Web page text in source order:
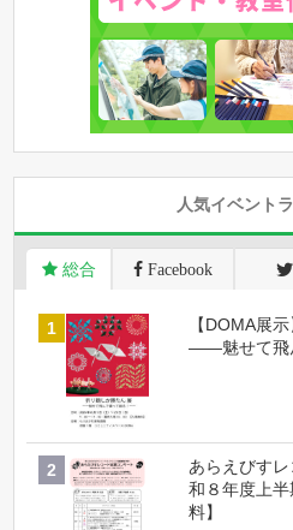
人気イベント
総合 Facebook
【DOMA展
――魅せて飛
あらえびす
和８年度上
料】